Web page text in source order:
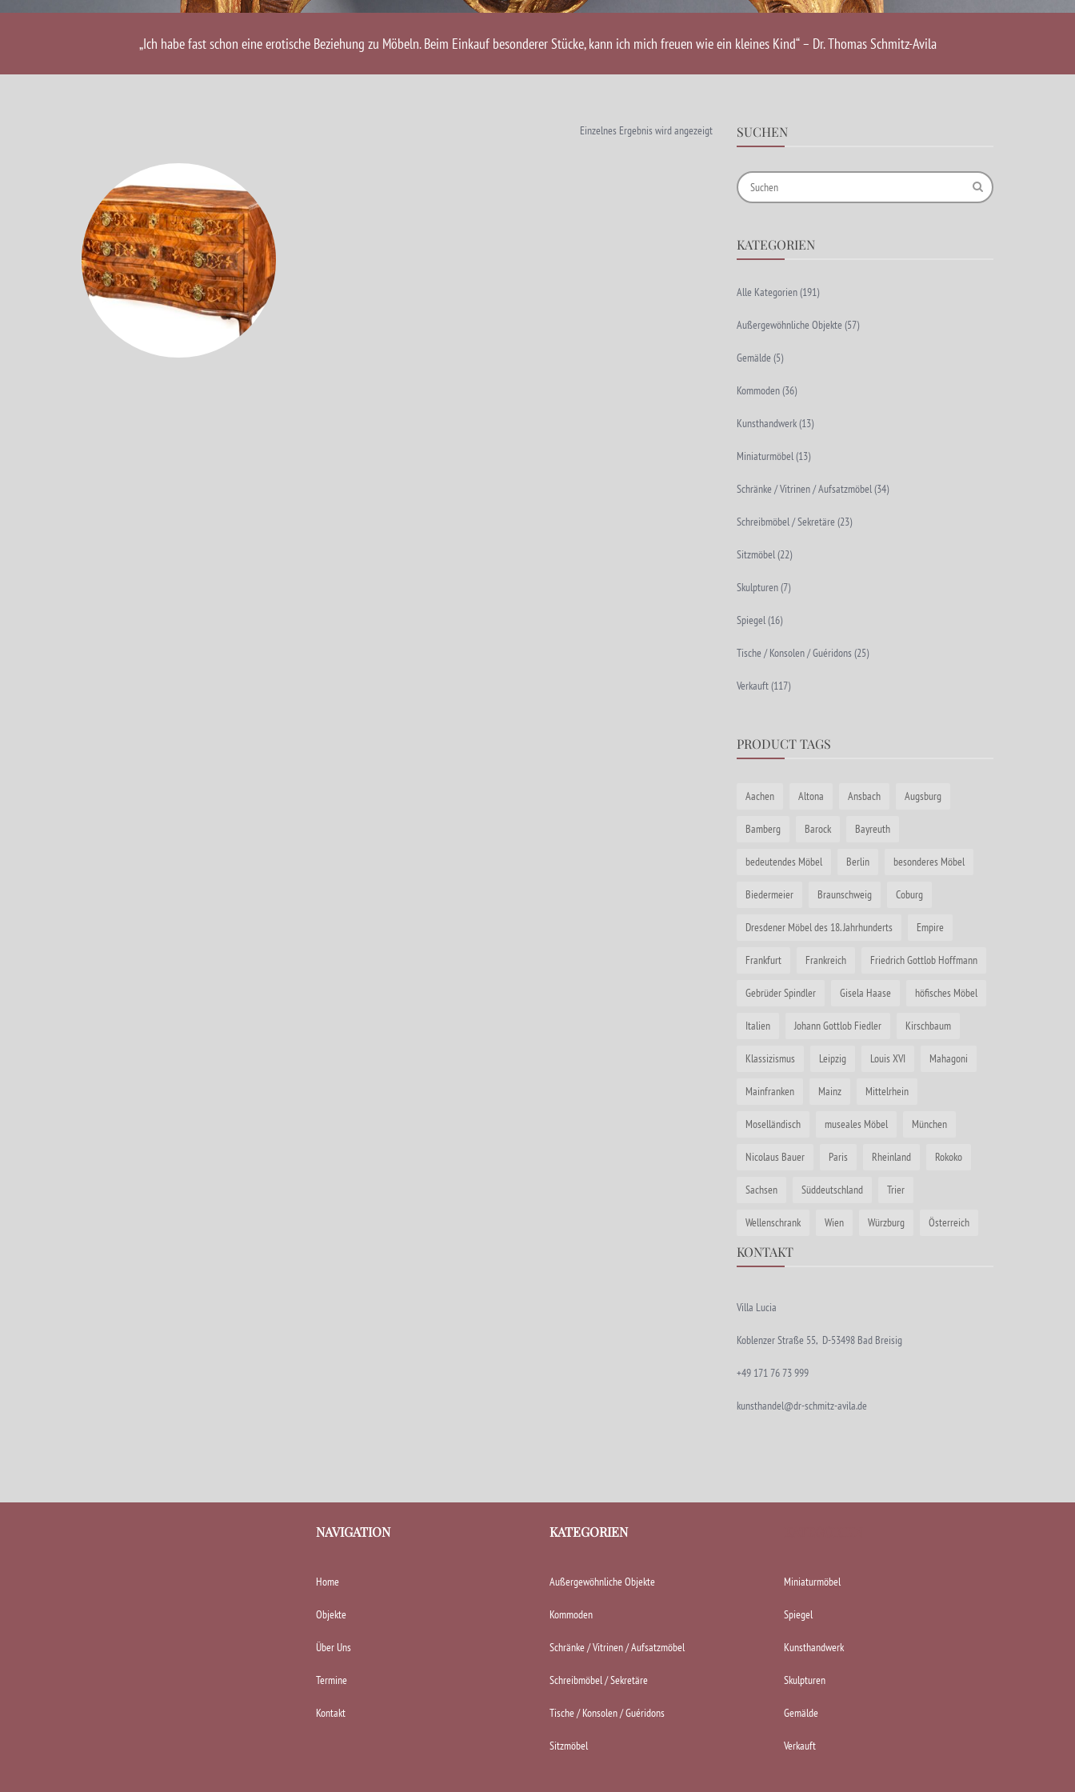
„Ich habe fast schon eine erotische Beziehung zu Möbeln. Beim Einkauf besonderer Stücke, kann ich mich freuen wie ein kleines Kind“ – Dr. Thomas Schmitz-Avila
Einzelnes Ergebnis wird angezeigt SUCHEN
KATEGORIEN
Alle Kategorien(191)
Außergewöhnliche Objekte (57)
Gemälde (5)
Kommoden(36)
Kunsthandwerk(13)
Miniaturmöbel(13)
Schränke / Vitrinen / Aufsatzmöbel(34)
Schreibmöbel / Sekretäre (23)
Sitzmöbel(22)
Skulpturen(7)
Spiegel(16)
Tische / Konsolen / Guéridons(25)
Verkauft(117)
PRODUCT TAGS
Aachen Altona Ansbach Augsburg
Bamberg Barock Bayreuth
bedeutendes Möbel Berlin besonderes Möbel
Biedermeier Braunschweig Coburg
Dresdener Möbel des 18. Jahrhunderts Empire
Frankfurt Frankreich Friedrich Gottlob Hoffmann
Gebrüder Spindler Gisela Haase höfisches Möbel
Italien Johann Gottlob Fiedler Kirschbaum
Klassizismus Leipzig Louis XVI Mahagoni
Mainfranken Mainz Mittelrhein
Moselländisch museales Möbel München
Nicolaus Bauer Paris Rheinland Rokoko
Sachsen Süddeutschland Trier
Wellenschrank Wien Würzburg Österreich
KONTAKT
Villa Lucia
Koblenzer Straße 55, D-53498 Bad Breisig
+49 171 76 73 999
kunsthandel@dr-schmitz-avila.de
NAVIGATION
Home
Objekte
Über Uns
Termine
Kontakt
KATEGORIEN
Außergewöhnliche Objekte
Kommoden
Schränke / Vitrinen / Aufsatzmöbel
Schreibmöbel / Sekretäre
Tische / Konsolen / Guéridons
Sitzmöbel
Miniaturmöbel
Spiegel
Kunsthandwerk
Skulpturen
Gemälde
Verkauft